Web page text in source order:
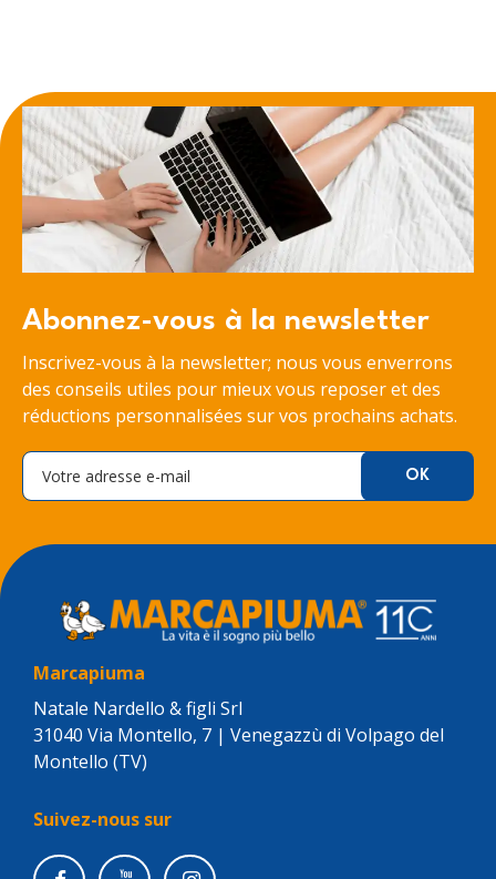
Abonnez-vous à la newsletter
Inscrivez-vous à la newsletter; nous vous enverrons
des conseils utiles pour mieux vous reposer et des
réductions personnalisées sur vos prochains achats.
Marcapiuma
Natale Nardello & figli Srl
31040 Via Montello, 7 | Venegazzù di Volpago del
Montello (TV)
Suivez-nous sur